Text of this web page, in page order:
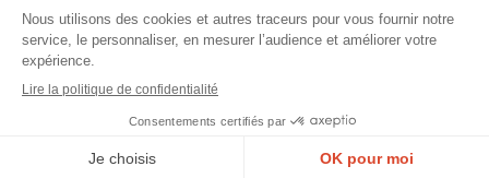
MENTIONS LÉGALES
CONDITIONS GÉNÉRALES DE VENTE